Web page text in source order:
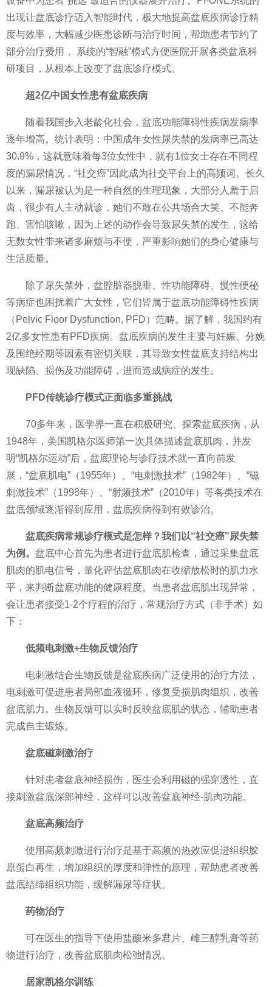
出现让盆底诊疗迈入智能时代，极大地提高盆底疾病诊疗精
度与效率，大幅减少医患诊断与治疗时间，帮助患者节约了
部分治疗费用， 系统的“智融”模式方便医院开展各类盆底科
研项目，从根本上改变了盆底诊疗模式。
超2亿中国女性患有盆底疾病
随着我国步入老龄化社会，盆底功能障碍性疾病发病率
逐年增高。统计表明： 中国成年女性尿失禁的发病率已高达
30.9%，这就意味着每3位女性中，就有1位女士存在不同程
度的漏尿情况，“社交癌”因此成为社交平台上的高频词。长久
以来，漏尿被认为是一种自然的生理现象，大部分人羞于启
齿，很少有人主动就诊，她们不敢在公共场合大笑、不能奔
跑、害怕咳嗽，因为上述的动作会导致尿失禁的发生，这给
无数女性带来诸多麻烦与不便，严重影响她们的身心健康与
生活质量。
除了尿失禁外，盆腔脏器脱垂、性功能障碍、慢性便秘
等病症也困扰着广大女性，它们皆属于盆底功能障碍性疾病
（Pelvic Floor Dysfunction, PFD）范畴。据了解，我国约有
2亿多女性患有PFD疾病。盆底疾病的发生主要与妊娠、分娩
及围绝经期等因素有密切关联，其导致女性盆底支持结构出
现缺陷、损伤及功能障碍，进而造成病症的发生。
PFD传统诊疗模式正面临多重挑战
70多年来，医学界一直在积极研究、探索盆底疾病，从
1948年，美国凯格尔医师第一次具体描述盆底肌肉，并发
明“凯格尔运动”后，盆底理论与诊疗技术就一直向前发
展，“盆底肌电”（1955年）、“电刺激技术”（1982年）、“磁
刺激技术”（1998年）、“射频技术”（2010年）等各类技术在
盆底领域逐渐得到应用，盆底疾病得到有效诊治。
盆底疾病常规诊疗模式是怎样？我们以“社交癌”尿失禁
为例。 盆底中心首先为患者进行盆底肌检查，通过采集盆底
肌肉的肌电信号，量化评估盆底肌肉在收缩放松时的肌力水
平，来判断盆底功能的健康程度。当患者盆底肌出现异常，
会让患者接受1-2个疗程的治疗，常规治疗方式（非手术）如
下：
低频电刺激+生物反馈治疗
电刺激结合生物反馈是盆底疾病广泛使用的治疗方法，
电刺激可促进患者局部血液循环，修复受损肌肉组织，改善
盆底肌力。生物反馈可以实时反映盆底肌的状态，辅助患者
完成自主锻炼。
盆底磁刺激治疗
针对患者盆底神经损伤，医生会利用磁的强穿透性，直
接刺激盆底深部神经，这样可以改善盆底神经-肌肉功能。
盆底高频治疗
使用高频刺激进行治疗是基于高频的热效应促进组织胶
原蛋白再生，增加组织的厚度和弹性的原理，帮助患者改善
盆底结缔组织功能，缓解漏尿等症状。
药物治疗
可在医生的指导下使用盐酸米多君片、雌三醇乳膏等药
物进行治疗，改善盆底肌肉松弛情况。
居家凯格尔训练